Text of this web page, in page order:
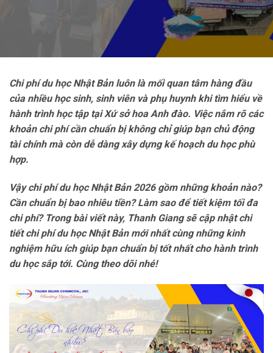
Chiphídu học Nhật Bản luôn là mối quan tâm hàng đầu
của nhiều học sinh, sinh viên và phụ huynh khi tìm hiểu về
hành trình học tập tại Xứ sở hoa Anh đào. Việc nắm rõ các
khoản chi phí cần chuẩn bị không chỉ giúp bạn chủ động
tài chính mà còn dễ dàng xây dựng kế hoạch du học phù
hợp.
Vậy chi phí du học Nhật Bản 2026 gồm những khoản nào?
Cần chuẩn bị bao nhiêu tiền? Làm sao để tiết kiệm tối đa
chi phí? Trong bài viết này, Thanh Giang sẽ cập nhật chi
tiết chi phí du học Nhật Bản mới nhất cùng những kinh
nghiệm hữu ích giúp bạn chuẩn bị tốt nhất cho hành trình
du học sắp tới. Cùng theo dõi nhé!